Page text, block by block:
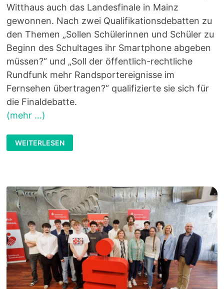
Witthaus auch das Landesfinale in Mainz
gewonnen. Nach zwei Qualifikationsdebatten zu
den Themen „Sollen Schülerinnen und Schüler zu
Beginn des Schultages ihr Smartphone abgeben
müssen?“ und „Soll der öffentlich-rechtliche
Rundfunk mehr Randsportereignisse im
Fernsehen übertragen?“ qualifizierte sie sich für
die Finaldebatte.
(mehr …)
FINJA
GEWINNT
DAS
WEITERLESEN